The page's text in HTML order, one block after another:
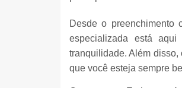
Desde o preenchimento
especializada está
tranquilidade. Além
que você esteja sempre